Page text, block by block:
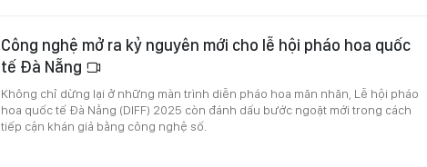
Công nghệ mở ra kỷ nguyên mới cho lễ hội pháo hoa quốc
tế Đà Nẵng
Không chỉ dừng lại ở những màn trình diễn pháo hoa mãn nhãn, Lễ hội pháo
hoa quốc tế Đà Nẵng (DIFF) 2025 còn đánh dấu bước ngoặt mới trong cách
tiếp cận khán giả bằng công nghệ số.